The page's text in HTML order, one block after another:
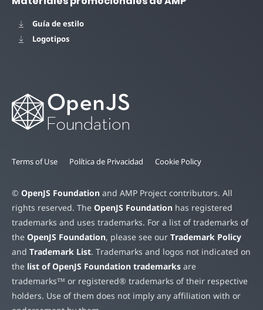
Guía de estilo
Logotipos
Terms of Use Política de Privacidad Cookie Policy
© OpenJS Foundation and AMP Project contributors. All
rights reserved. The OpenJS Foundation has registered
trademarks and uses trademarks. For a list of trademarks of
the OpenJS Foundation, please see our Trademark Policy
and Trademark List. Trademarks and logos not indicated on
the list of OpenJS Foundation trademarks are
trademarks™ or registered® trademarks of their respective
holders. Use of them does not imply any affiliation with or